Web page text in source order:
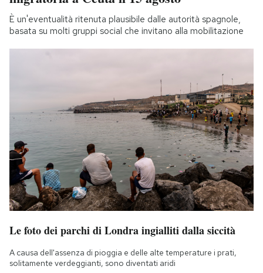
È un'eventualità ritenuta plausibile dalle autorità spagnole,
basata su molti gruppi social che invitano alla mobilitazione
Le foto dei parchi di Londra ingialliti dalla siccità
A causa dell'assenza di pioggia e delle alte temperature i prati,
solitamente verdeggianti, sono diventati aridi